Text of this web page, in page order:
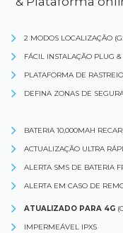
2 MODOS LOCALIZAÇÃO
FÁCIL INSTALAÇÃO PLUG
PLATAFORMA DE
DEFINA ZONAS DE
BATERIA 10,000MAH
ACTUALIZAÇÃO ULTRA
ALERTA SMS DE BATERIA
ALERTA EM CASO DE
ATUALIZADO PARA 4G
IMPERMEÁVEL IPX5